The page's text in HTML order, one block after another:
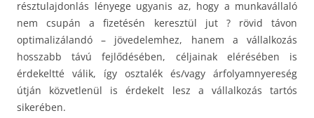
résztulajdonlás lényege ugyanis az, hogy a munkavállaló
nem csupán a fizetésén keresztül jut ? rövid távon
optimalizálandó – jövedelemhez, hanem a vállalkozás
hosszabb távú fejlődésében, céljainak elérésében is
érdekeltté válik, így osztalék és/vagy árfolyamnyereség
útján közvetlenül is érdekelt lesz a vállalkozás tartós
sikerében.